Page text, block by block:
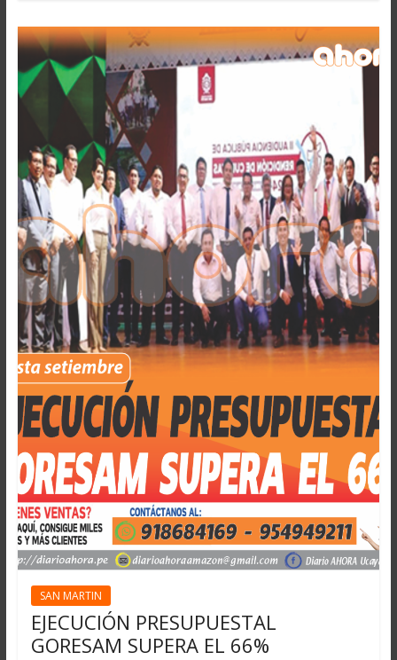
SAN MARTIN
EJECUCIÓN PRESUPUESTAL
GORESAM SUPERA EL 66%